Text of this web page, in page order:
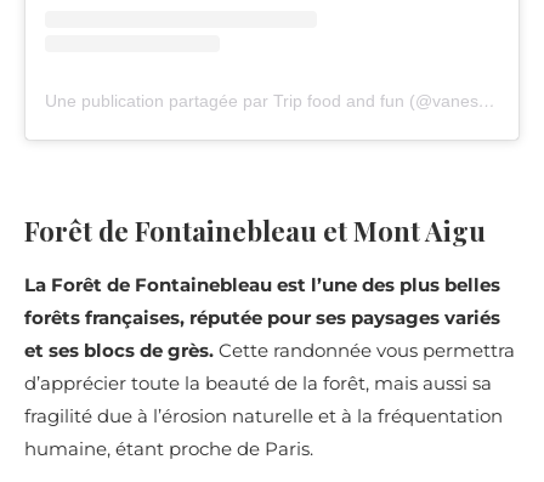
Une publication partagée par Trip food and fun (@vanessafavv)
Forêt de Fontainebleau et Mont Aigu
La Forêt de Fontainebleau est l’une des plus belles
forêts françaises, réputée pour ses paysages variés
et ses blocs de grès. Cette randonnée vous permettra
d’apprécier toute la beauté de la forêt, mais aussi sa
fragilité due à l’érosion naturelle et à la fréquentation
humaine, étant proche de Paris.